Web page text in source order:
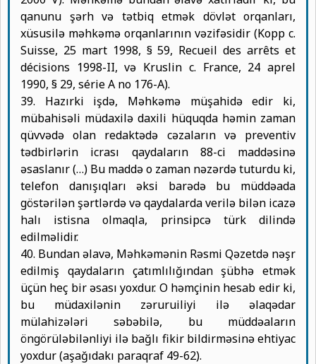
qanunu şərh və tətbiq etmək dövlət orqanları,
xüsusilə məhkəmə orqanlarının vəzifəsidir (Kopp c.
Suisse, 25 mart 1998, § 59, Recueil des arrêts et
décisions 1998-II, və Kruslin c. France, 24 aprel
1990, § 29, série A no 176-A).
39. Hazırki işdə, Məhkəmə müşahidə edir ki,
mübahisəli müdaxilə daxili hüquqda həmin zaman
qüvvədə olan redaktədə cəzaların və preventiv
tədbirlərin icrası qaydaların 88-ci maddəsinə
əsaslanır (…) Bu maddə o zaman nəzərdə tuturdu ki,
telefon danışıqları əksi barədə bu müddəada
göstərilən şərtlərdə və qaydalarda verilə bilən icazə
halı istisna olmaqla, prinsipcə türk dilində
edilməlidir.
40. Bundan əlavə, Məhkəmənin Rəsmi Qəzetdə nəşr
edilmiş qaydaların çatımlılığından şübhə etmək
üçün heç bir əsası yoxdur. O həmçinin hesab edir ki,
bu müdaxilənin zəruruiliyi ilə əlaqədar
mülahizələri səbəbilə, bu müddəaların
öngörüləbilənliyi ilə bağlı fikir bildirməsinə ehtiyac
yoxdur (aşağıdakı paraqraf 49-62).